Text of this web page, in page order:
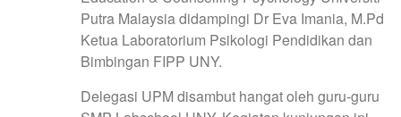
Putra Malaysia didampingi Dr Eva Imania, M.Pd
Ketua Laboratorium Psikologi Pendidikan dan
Bimbingan FIPP UNY.
Delegasi UPM disambut hangat oleh guru-guru